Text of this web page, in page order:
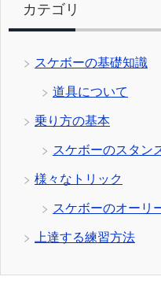
カテゴリ
スケボーの基礎知識
道具について
乗り方の基本
スケボーのスタン
様々なトリック
スケボーのオーリ
上達する練習方法